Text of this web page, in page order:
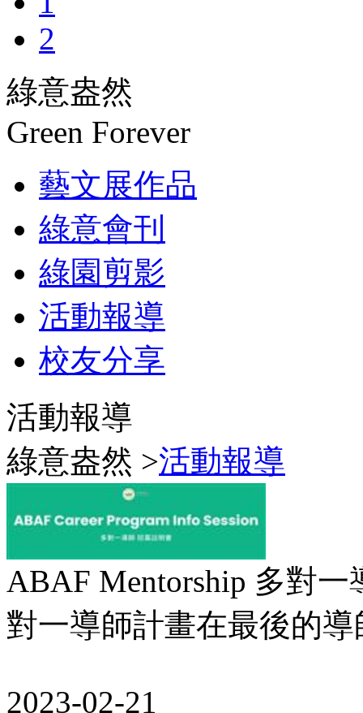
2
綠意盎然
Green Forever
藝文展作品
綠意會刊
綠園剪影
活動報導
校友分享
活動報導
綠意盎然 >活動報導
ABAF Mentorship 多對
對一導師計畫在最後的
2023-02-21